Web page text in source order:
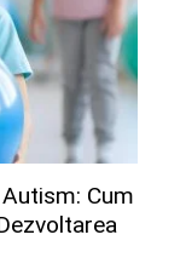
Cum